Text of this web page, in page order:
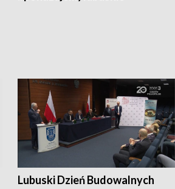
Lubuski Dzień Budowalnych